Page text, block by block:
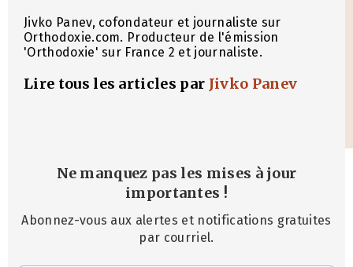
Jivko Panev, cofondateur et journaliste sur
Orthodoxie.com. Producteur de l'émission
'Orthodoxie' sur France 2 et journaliste.
Lire tous les articles par Jivko Panev
Ne manquez pas les mises à jour
importantes !
Abonnez-vous aux alertes et notifications gratuites
par courriel.